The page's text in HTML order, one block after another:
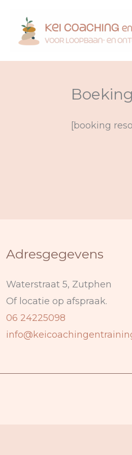
[booking
Adresgegevens
Waterstraat 5, Zutphen
Of locatie op afspraak.
06 24225098